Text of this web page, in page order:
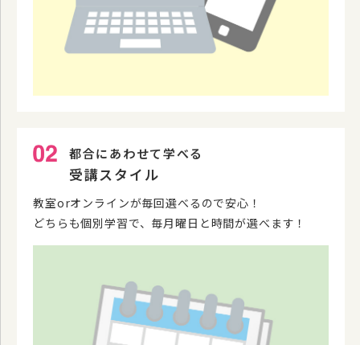
都合にあわせて学べる
受講スタイル
教室orオンラインが毎回選べるので安心！
どちらも個別学習で、毎月曜日と時間が選べます！